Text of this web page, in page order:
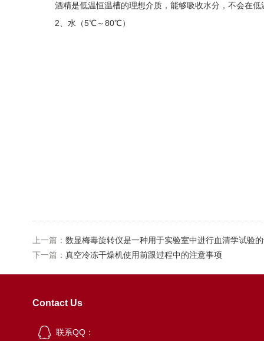
酒精是低温恒温槽的理想介质，能够吸收水分，不会在低
2、水（5℃～80℃）
上一篇： 数显梅毒旋转仪是一种用于实验室中进行血清学试验
下一篇： 真空冷冻干燥机使用前跟过程中的注意事项
Contact Us
联系QQ：